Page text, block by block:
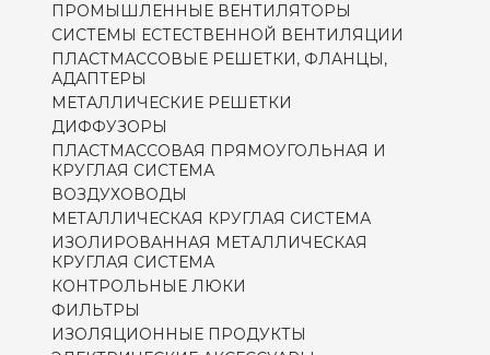
ПРОМЫШЛЕННЫЕ ВЕНТИЛЯТОРЫ
СИСТЕМЫ ЕСТЕСТВЕННОЙ ВЕНТИЛЯЦИИ
ПЛАСТМАССОВЫЕ РЕШЕТКИ, ФЛАНЦЫ,
АДАПТЕРЫ
МЕТАЛЛИЧЕСКИЕ РЕШЕТКИ
ДИФФУЗОРЫ
ПЛАСТМАССОВАЯ ПРЯМОУГОЛЬНАЯ И
КРУГЛАЯ СИСТЕМА
ВОЗДУХОВОДЫ
МЕТАЛЛИЧЕСКАЯ КРУГЛАЯ СИСТЕМА
ИЗОЛИРОВАННАЯ МЕТАЛЛИЧЕСКАЯ
КРУГЛАЯ СИСТЕМА
КОНТРОЛЬНЫЕ ЛЮКИ
ФИЛЬТРЫ
ИЗОЛЯЦИОННЫЕ ПРОДУКТЫ